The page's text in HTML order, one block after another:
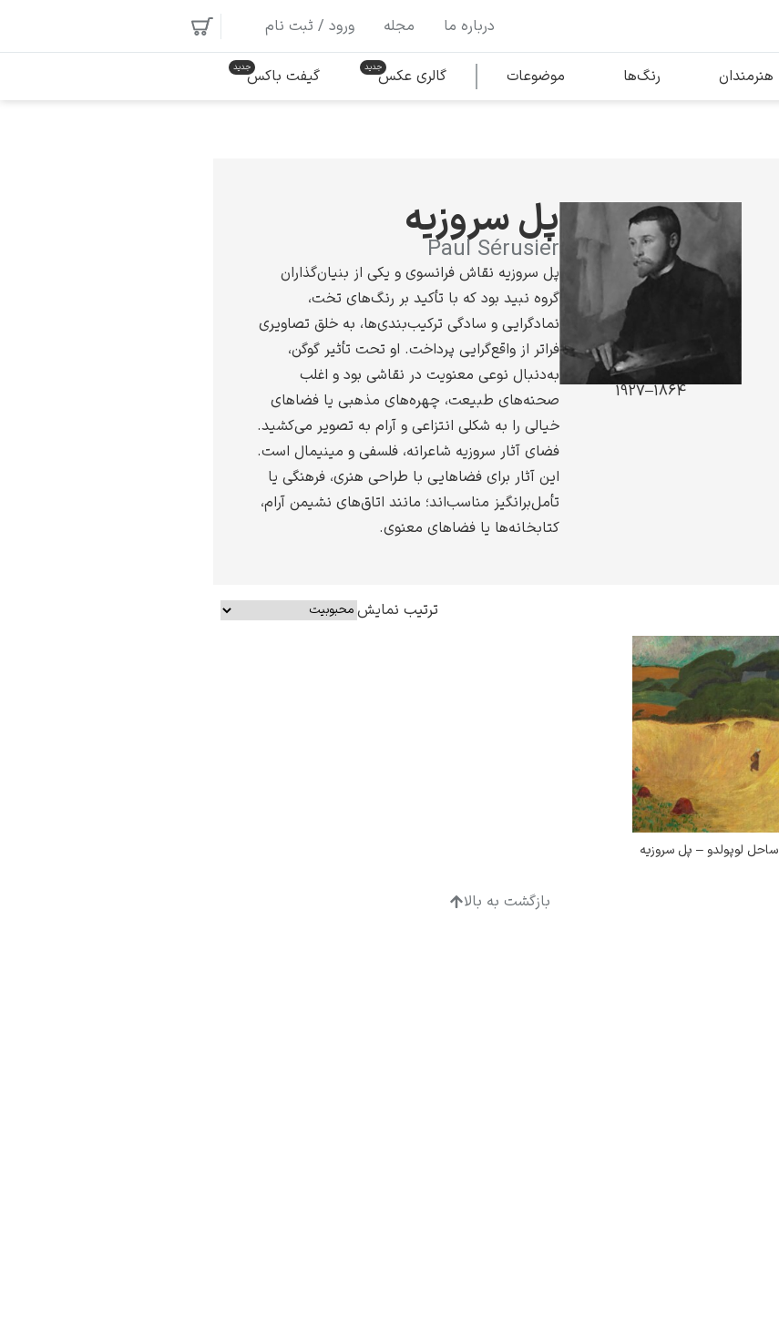
محبوب‌ترین هنرمندان
کامی پیسارو
ادوارد هاپر
درباره ما مجله ورود / ثبت نام
هنرمندان رنگ‌ها موضوعات گالری عکس گیفت باکس
1864–1927
پل سروزیه
Paul Sérusier
پل سروزیه نقاش فرانسوی و یکی از بنیان‌گذاران
گروه نبید بود که با تأکید بر رنگ‌های تخت،
نمادگرایی و سادگی ترکیب‌بندی‌ها، به خلق تصاویری
فراتر از واقع‌گرایی پرداخت. او تحت تأثیر گوگن،
به‌دنبال نوعی معنویت در نقاشی بود و اغلب
صحنه‌های طبیعت، چهره‌های مذهبی یا فضاهای
خیالی را به شکلی انتزاعی و آرام به تصویر می‌کشید.
فضای آثار سروزیه شاعرانه، فلسفی و مینیمال است.
این آثار برای فضاهایی با طراحی هنری، فرهنگی یا
تأمل‌برانگیز مناسب‌اند؛ مانند اتاق‌های نشیمن آرام،
کتابخانه‌ها یا فضاهای معنوی.
ترتیب نمایش
ساحل لوپولدو – پل سروزیه
بازگشت به بالا